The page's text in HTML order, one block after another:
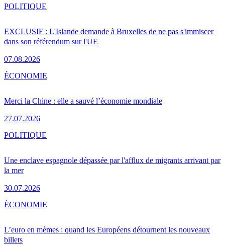
EXCLUSIF : L'Islande demande à Bruxelles de ne pas s'immiscer
dans son référendum sur l'UE
07.08.2026
POLITIQUE
Merci la Chine : elle a sauvé l’économie mondiale
27.07.2026
ÉCONOMIE
Une enclave espagnole dépassée par l'afflux de migrants arrivant par
la mer
30.07.2026
POLITIQUE
L’euro en mèmes : quand les Européens détournent les nouveaux
billets
ÉCONOMIE